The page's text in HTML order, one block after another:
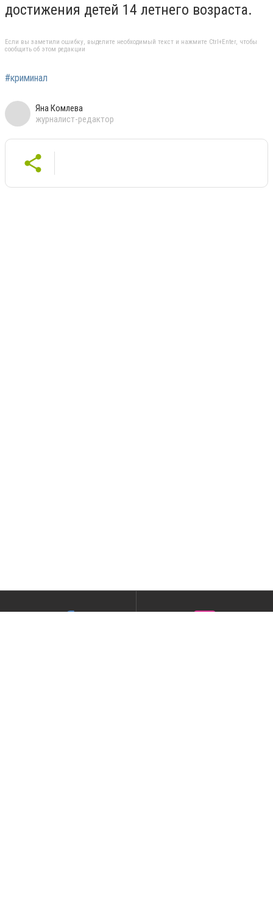
достижения детей 14 летнего возраста.
Если вы заметили ошибку, выделите необходимый текст и нажмите Ctrl+Enter, чтобы
сообщить об этом редакции
#криминал
Яна Комлева
журналист-редактор